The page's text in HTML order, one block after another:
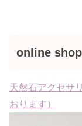
online shop
天然石アクセサ
おります）